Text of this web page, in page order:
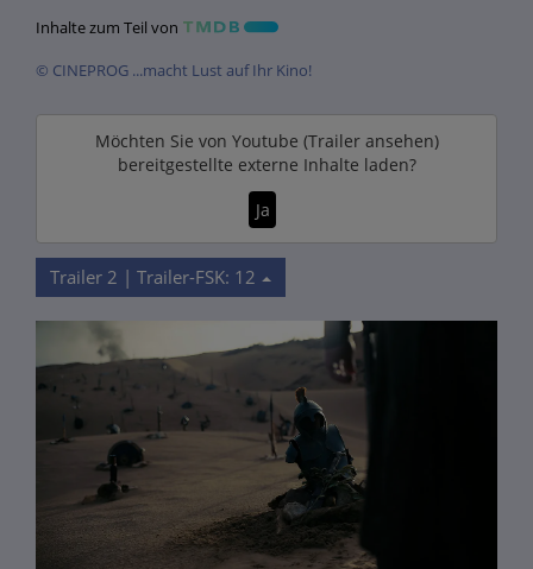
Inhalte zum Teil von
© CINEPROG ...macht Lust auf Ihr Kino!
Möchten Sie von Youtube (Trailer ansehen)
bereitgestellte externe Inhalte laden?
Ja
Trailer 2 | Trailer-FSK: 12